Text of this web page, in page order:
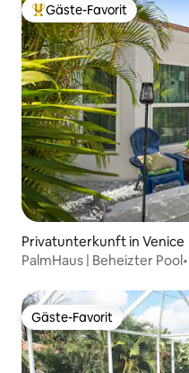
Beliebter Gäste-Favorit.
Gäste-Favorit
Privatunterkunft in Venice
PalmHaus | Beheizter
Gäste-Favorit
Gäste-Favorit